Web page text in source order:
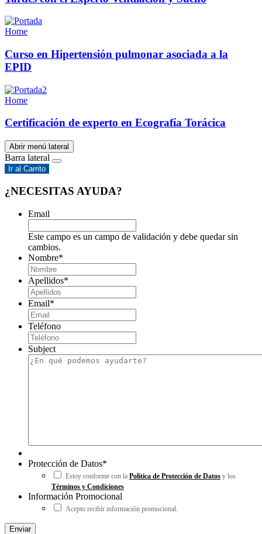
Home
Curso en Hipertensión pulmonar asociada a la
EPID
Home
Certificación de experto en Ecografía Torácica
Abrir menú lateral
Barra lateral
Ir al Carrito
¿NECESITAS AYUDA?
Email
Este campo es un campo de validación y debe quedar sin
cambios.
Nombre*
Apellidos*
Email*
Teléfono
Subject
Protección de Datos*
Estoy conforme con la Política de Protección de Datos y los
Términos y Condiciones
Información Promocional
Acepto recibir información promocional.